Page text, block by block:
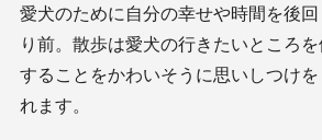
愛犬のために自分の幸せや時間を後
り前。散歩は愛犬の行きたいところ
することをかわいそうに思いしつけ
れます。